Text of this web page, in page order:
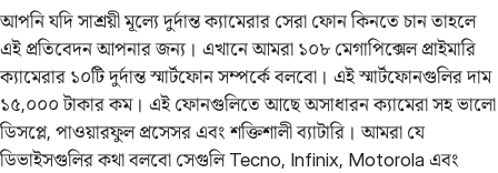
আপনি যদি সাশ্রয়ী মূল্যে দুর্দান্ত ক্যামেরার সেরা ফোন কিনতে চান তাহলে
এই প্রতিবেদন আপনার জন্য। এখানে আমরা ১০৮ মেগাপিক্সেল প্রাইমারি
ক্যামেরার ১০টি দুর্দান্ত স্মার্টফোন সম্পর্কে বলবো। এই স্মার্টফোনগুলির দাম
১৫,০০০ টাকার কম। এই ফোনগুলিতে আছে অসাধারন ক্যামেরা সহ ভালো
ডিসপ্লে, পাওয়ারফুল প্রসেসর এবং শক্তিশালী ব্যাটারি। আমরা যে
ডিভাইসগুলির কথা বলবো সেগুলি Tecno, Infinix, Motorola এবং